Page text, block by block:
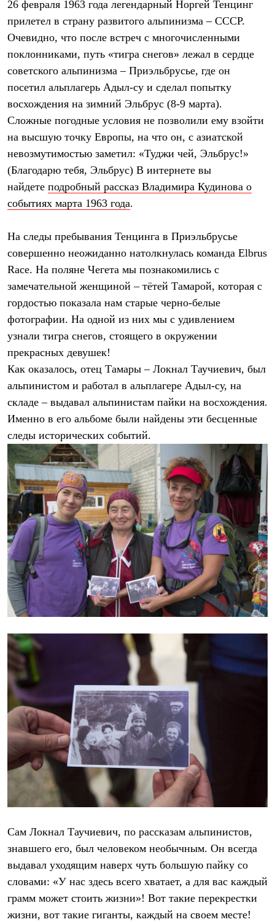
PEAK
ЗА ПОЛЯРНЫМ КРУГОМ
TREK
BASK kids
CITY
ИДЁМ В ПОХОД
Дневник капитана
Компания
Баск сегодня
История
Отцы основатели
Производство
Баск в вашем городе
Контроль качества
Технологии
Команда Баск
Стать дилером
Корпоративным клиентам
Услуги
Медиа
Где купить
26 февраля 1963 года легендарный Норгей Тенцинг
прилетел в страну развитого альпинизма – СССР.
Очевидно, что после встреч с многочисленными
поклонниками, путь «тигра снегов» лежал в сердце
советского альпинизма – Приэльбрусье, где он
посетил альплагерь Адыл-су и сделал попытку
восхождения на зимний Эльбрус (8-9 марта).
Сложные погодные условия не позволили ему взойти
на высшую точку Европы, на что он, с азиатской
невозмутимостью заметил: «Туджи чей, Эльбрус!»
(Благодарю тебя, Эльбрус) В интернете вы
найдете подробный рассказ Владимира Кудинова о
событиях марта 1963 года.
На следы пребывания Тенцинга в Приэльбрусье
совершенно неожиданно натолкнулась команда Elbrus
Race. На поляне Чегета мы познакомились с
замечательной женщиной – тётей Тамарой, которая с
гордостью показала нам старые черно-белые
фотографии. На одной из них мы с удивлением
узнали тигра снегов, стоящего в окружении
прекрасных девушек!
Как оказалось, отец Тамары – Локнал Таучиевич, был
альпинистом и работал в альплагере Адыл-су, на
складе – выдавал альпинистам пайки на восхождения.
Именно в его альбоме были найдены эти бесценные
следы исторических событий.
Сам Локнал Таучиевич, по рассказам альпинистов,
знавшего его, был человеком необычным. Он всегда
выдавал уходящим наверх чуть большую пайку со
словами: «У нас здесь всего хватает, а для вас каждый
грамм может стоить жизни»! Вот такие перекрестки
жизни, вот такие гиганты, каждый на своем месте!